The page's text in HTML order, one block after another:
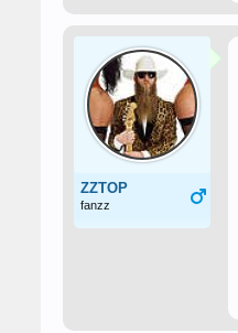
ZZTOP
fanzz